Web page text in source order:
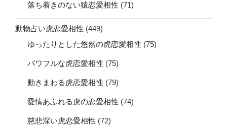
落ち着きのない猿恋愛相性 (71)
動物占い虎恋愛相性 (449)
ゆったりとした悠然の虎恋愛相性 (75)
パワフルな虎恋愛相性 (75)
動きまわる虎恋愛相性 (79)
愛情あふれる虎の恋愛相性 (74)
慈悲深い虎恋愛相性 (72)